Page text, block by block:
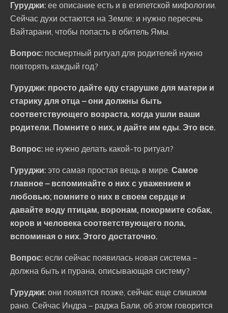
Гуруджи: ее описание есть и в египетской мифологии.
Сейчас духи остаются на Земле; и нужно пересечь
Вайтарани, чтобы попасть в обитель Ямы.
Вопрос: посмертный ритуал для родителей нужно
повторять каждый год?
Гуруджи: просто дайте еду старушке для матери и
старику для отца – они должны быть
соответствующего возраста, когда ушли ваши
родители. Помните о них, и дайте им еды. Это все.
Вопрос: не нужно делать какой-то ритуал?
Гуруджи: это самая простая вещь в мире. Самое
главное – вспоминайте о них с уважением и
любовью; помните о них в своем сердце и
давайте воду птицам, воронам, покормите собак,
коров и человека соответствующего пола,
вспоминая о них. Этого достаточно.
Вопрос: если сейчас появилась новая система –
должна быть и пурана, описывающая систему?
Гуруджи: они появятся позже, сейчас еще слишком
рано. Сейчас Индра – раджа Бали, об этом говорится